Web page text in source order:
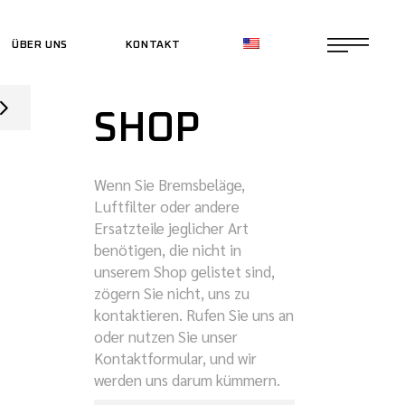
ÜBER UNS KONTAKT
SHOP
SHOP
Wenn Sie Bremsbeläge,
Luftfilter oder andere
Ersatzteile jeglicher Art
benötigen, die nicht in
unserem Shop gelistet sind,
zögern Sie nicht, uns zu
kontaktieren. Rufen Sie uns an
oder nutzen Sie unser
Kontaktformular, und wir
werden uns darum kümmern.